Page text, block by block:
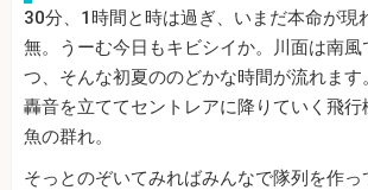
30分、1時間と時は過ぎ、いまだ本命が現
無。うーむ今日もキビシイか。川面は南風
つ、そんな初夏ののどかな時間が流れま
轟音を立ててセントレアに降りていく飛
魚の群れ。
そっとのぞいてみればみんなで隊列を作っ